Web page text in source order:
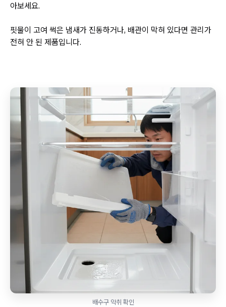
아보세요.
핏물이 고여 썩은 냄새가 진동하거나, 배관이 막혀 있다면 관리가
전혀 안 된 제품입니다.
배수구 악취 확인